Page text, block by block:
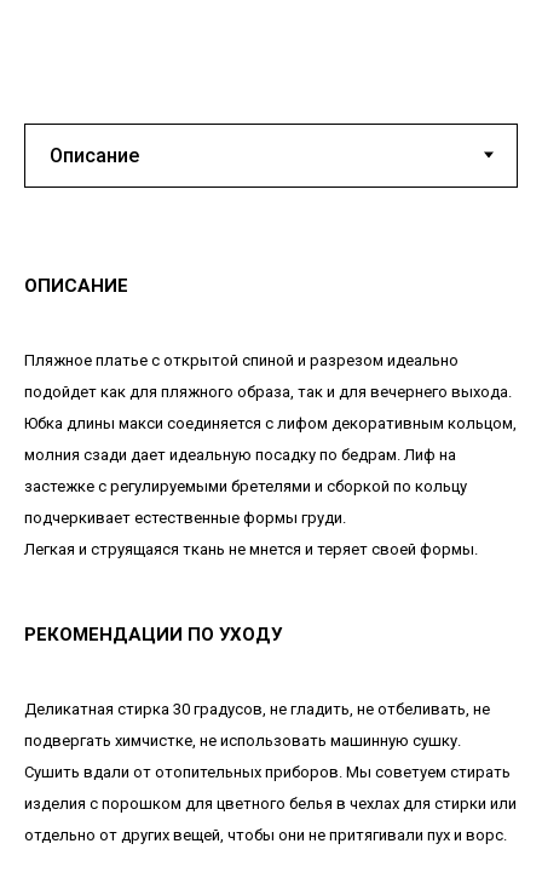
ОПИСАНИЕ
Пляжное платье с открытой спиной и разрезом идеально
подойдет как для пляжного образа, так и для вечернего выхода.
Юбка длины макси соединяется с лифом декоративным кольцом,
молния сзади дает идеальную посадку по бедрам. Лиф на
застежке с регулируемыми бретелями и сборкой по кольцу
подчеркивает естественные формы груди.
Легкая и струящаяся ткань не мнется и теряет своей формы.
РЕКОМЕНДАЦИИ ПО УХОДУ
Деликатная стирка 30 градусов, не гладить, не отбеливать, не
подвергать химчистке, не использовать машинную сушку.
Сушить вдали от отопительных приборов. Мы советуем стирать
изделия с порошком для цветного белья в чехлах для стирки или
отдельно от других вещей, чтобы они не притягивали пух и ворс.